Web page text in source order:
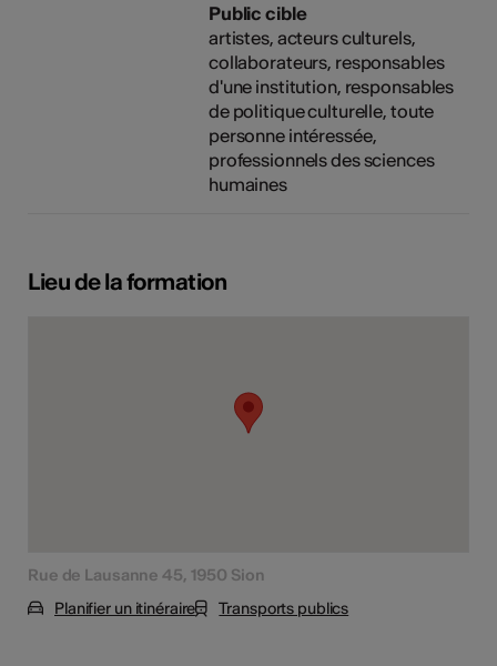
Public cible
artistes, acteurs culturels,
collaborateurs, responsables
d'une institution, responsables
de politique culturelle, toute
personne intéressée,
professionnels des sciences
humaines
Lieu de la formation
Rue de Lausanne 45, 1950 Sion
Planifier un itinéraire
Transports publics